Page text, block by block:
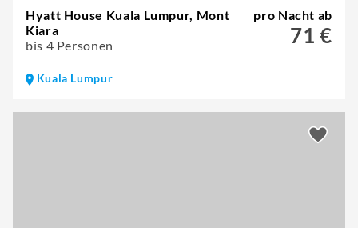
Hyatt House Kuala Lumpur, Mont
Kiara
bis 4 Personen
pro Nacht ab
71 €
Kuala Lumpur